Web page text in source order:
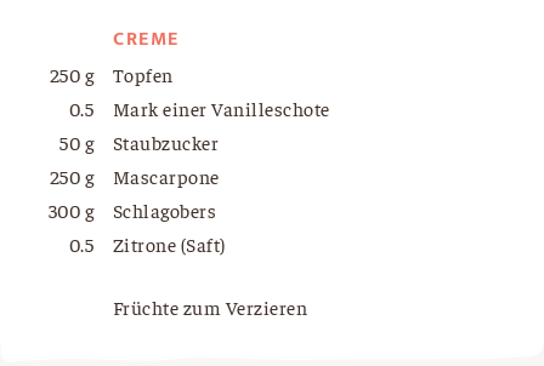
CREME
250 g
Topfen
0.5
Mark einer Vanilleschote
50 g
Staubzucker
250 g
Mascarpone
300 g
Schlagobers
0.5
Zitrone (Saft)
Früchte zum Verzieren